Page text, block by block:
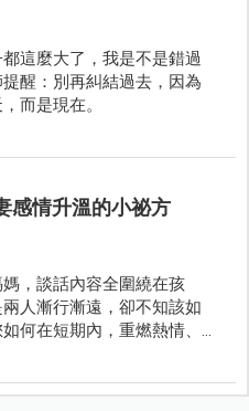
這麼大了，我是不是錯過
醒：別再糾結過去，因為
而是現在。
感情升溫的小祕方
，談話內容全圍繞在孩
人漸行漸遠，卻不知該如
何在短期內，重燃熱情、